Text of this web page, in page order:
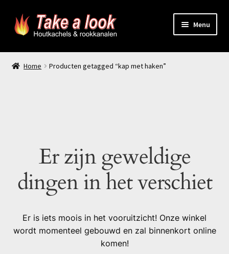
Ga
door
Ga
naar
Menu
Home
Producten
Home Producten getagged “kap met haken”
Er zijn geweldige
dingen in het verschiet
Er is iets moois in het vooruitzicht! Onze winkel
wordt momenteel gebouwd en zal binnenkort online
komen!